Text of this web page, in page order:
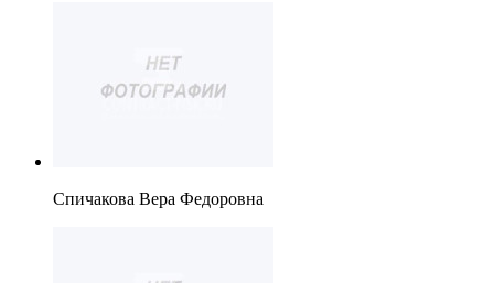
Спичакова Вера Федоровна